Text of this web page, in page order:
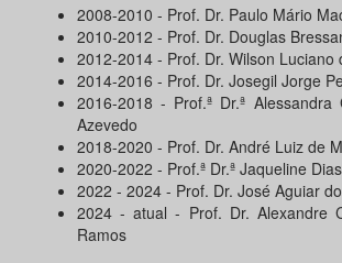
2008-2010 - Prof. Dr. Paulo Mário
2010-2012 - Prof. Dr. Douglas
2012-2014 - Prof. Dr. Wilson Luciano
2014-2016 - Prof. Dr. Josegil Jorge
2016-2018 - Prof.ª Dr.ª Alessandra
Azevedo
2018-2020 - Prof. Dr. André Luiz de
2020-2022 - Prof.ª Dr.ª Jaqueline
2022 - 2024 - Prof. Dr. José Aguiar
2024 - atual - Prof. Dr. Alexandre
Ramos